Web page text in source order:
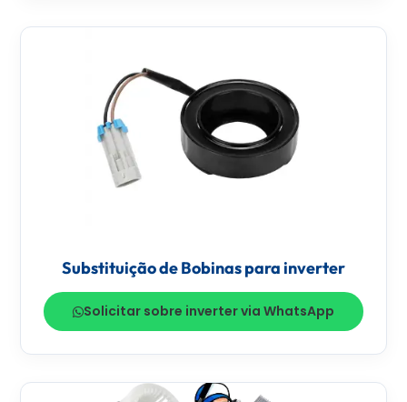
Substituição de Bobinas para inverter
Solicitar sobre inverter via WhatsApp